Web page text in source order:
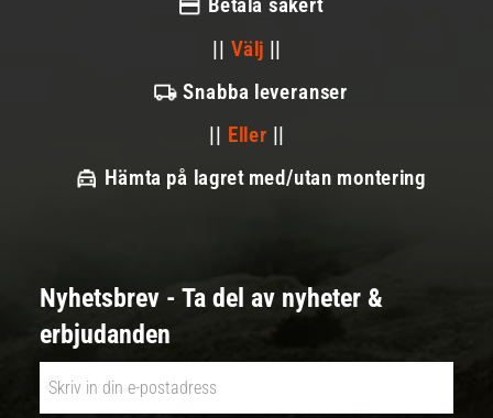
|| Välj ||
Snabba leveranser
|| Eller ||
Hämta på lagret med/utan montering
Nyhetsbrev - Ta del av nyheter &
erbjudanden